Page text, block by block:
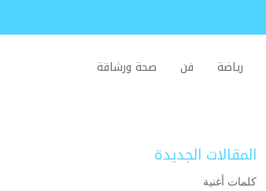
رياضة فن صحة ورشاقة
المقالات الجديدة
كلمات أغنية